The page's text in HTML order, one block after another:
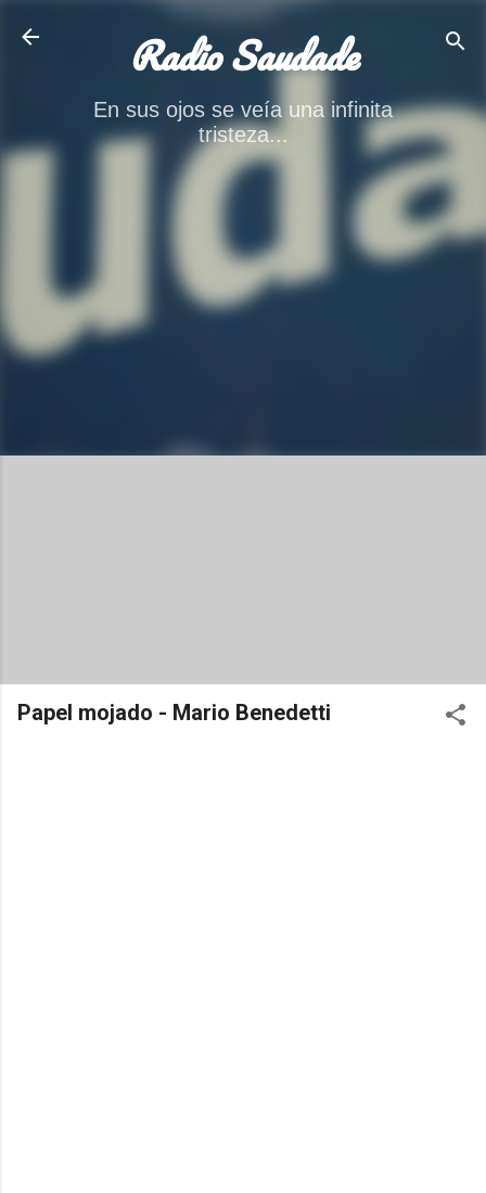
Radio Saudade
En sus ojos se veía una infinita
tristeza...
Papel mojado - Mario Benedetti